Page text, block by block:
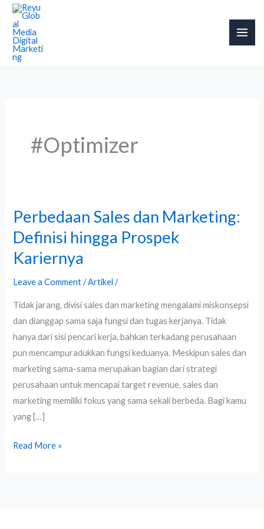
Skip
content
#Optimizer
Perbedaan Sales dan Marketing:
Definisi hingga Prospek
Kariernya
Leave a Comment /Artikel /
Tidak jarang, divisi sales dan marketing mengalami miskonsepsi
dan dianggap sama saja fungsi dan tugas kerjanya. Tidak
hanya dari sisi pencari kerja, bahkan terkadang perusahaan
pun mencampuradukkan fungsi keduanya. Meskipun sales dan
marketing sama-sama merupakan bagian dari strategi
perusahaan untuk mencapai target revenue, sales dan
marketing memiliki fokus yang sama sekali berbeda. Bagi kamu
yang […]
Perbedaan
Sales
dan
Marketing:
Definisi
Prospek
Kariernya
Read More »